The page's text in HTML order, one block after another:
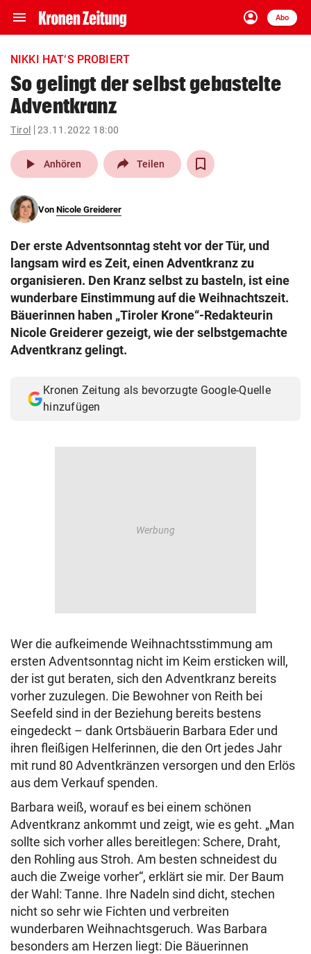
menu Navigation
ein-/ausklappen
account_circle
Anmelden
Abo
close Schließen
account_circle Anmelden
pin_drop
Wien arrow_right
search
eingeben
© Krone Multimedia GmbH & Co KG 2026
Muthgasse 2, 1190 Wien
NIKKI HAT‘S PROBIERT
So gelingt der selbst gebastelte
Adventkranz
Tirol 23.11.2022 18:00
play_arrow Anhören Teilen
Von Nicole Greiderer
Der erste Adventsonntag steht vor der Tür, und
langsam wird es Zeit, einen Adventkranz zu
organisieren. Den Kranz selbst zu basteln, ist eine
wunderbare Einstimmung auf die Weihnachtszeit.
Bäuerinnen haben „Tiroler Krone“-Redakteurin
Nicole Greiderer gezeigt, wie der selbstgemachte
Adventkranz gelingt.
Kronen Zeitung als bevorzugte Google-Quelle
hinzufügen
Wer die aufkeimende Weihnachtsstimmung am
ersten Adventsonntag nicht im Keim ersticken will,
der ist gut beraten, sich den Adventkranz bereits
vorher zuzulegen. Die Bewohner von Reith bei
Seefeld sind in der Beziehung bereits bestens
eingedeckt – dank Ortsbäuerin Barbara Eder und
ihren fleißigen Helferinnen, die den Ort jedes Jahr
mit rund 80 Adventkränzen versorgen und den Erlös
aus dem Verkauf spenden.
Barbara weiß, worauf es bei einem schönen
Adventkranz ankommt und zeigt, wie es geht. „Man
sollte sich vorher alles bereitlegen: Schere, Draht,
den Rohling aus Stroh. Am besten schneidest du
auch die Zweige vorher“, erklärt sie mir. Der Baum
der Wahl: Tanne. Ihre Nadeln sind dicht, stechen
nicht so sehr wie Fichten und verbreiten
wunderbaren Weihnachtsgeruch. Was Barbara
besonders am Herzen liegt: Die Bäuerinnen